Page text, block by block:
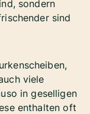
sondern
sind
viele
in geselligen
enthalten oft